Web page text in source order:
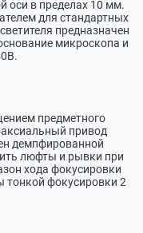
оси в пределах 10 мм.
для стандартных
предназначен
микроскопа и
предметного
привод
демпфированной
люфты и рывки при
хода фокусировки
тонкой фокусировки 2